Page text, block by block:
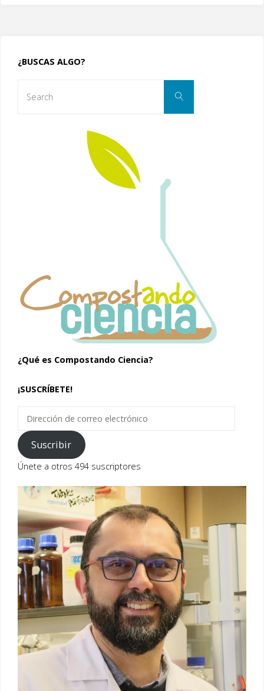
¿BUSCAS ALGO?
Search
¿Qué es Compostando Ciencia?
¡SUSCRÍBETE!
Dirección
correo
electrónico
Suscribir
Únete a otros 494 suscriptores